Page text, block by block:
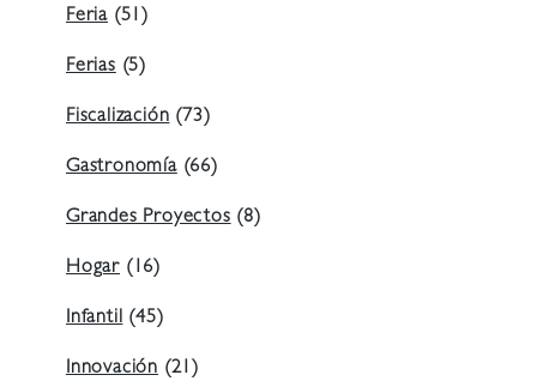
Feria (51)
Ferias(5)
Fiscalización(73)
Gastronomía(66)
Grandes Proyectos(8)
Hogar (16)
Infantil(45)
Innovación (21)